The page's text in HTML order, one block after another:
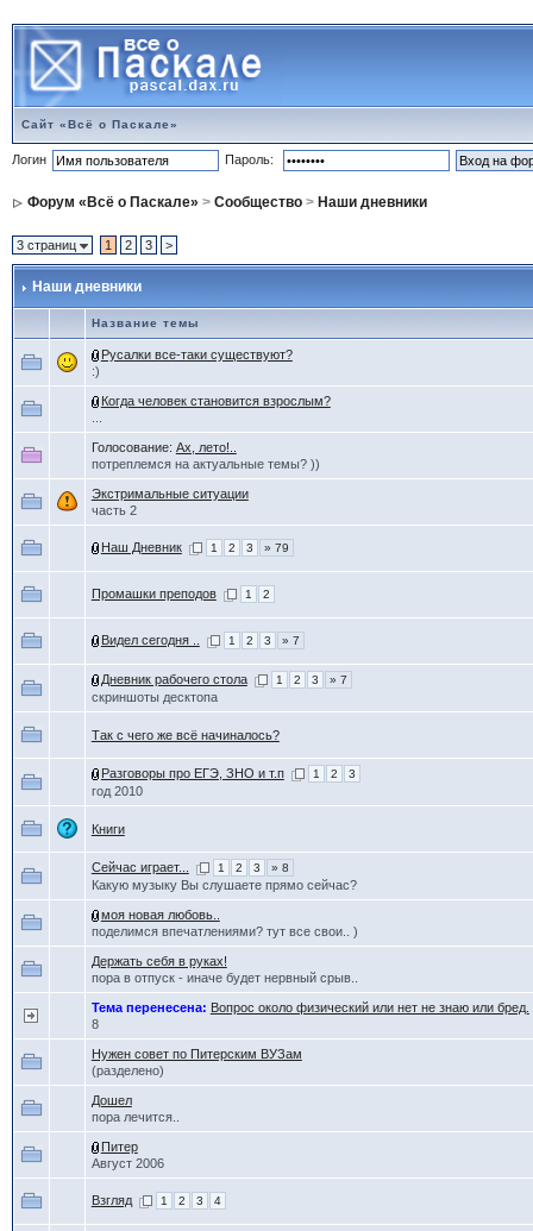
Сайт «Всё о Паскале»
Логин Пароль:
Форум «Всё о Паскале» > Сообщество> Наши дневники
3 страниц 1 2 3 >
Наши дневники
Название темы
Русалки все-таки существуют?
:)
Когда человек становится взрослым?
Голосование: Ах, лето!..
потреплемся на актуальные темы? ))
Экстримальные ситуации
часть 2
Наш Дневник 1 2 3 » 79
Промашки преподов 1 2
Видел сегодня .. 1 2 3 » 7
Дневник рабочего стола 1 2 3 » 7
скриншоты десктопа
Так с чего же всё начиналось?
Разговоры про ЕГЭ, ЗНО и т.п 1 2 3
год 2010
Книги
Сейчас играет... 1 2 3 » 8
Какую музыку Вы слушаете прямо сейчас?
моя новая любовь..
поделимся впечатлениями? тут все свои.. )
Держать себя в руках!
пора в отпуск - иначе будет нервный срыв..
Тема перенесена: Вопрос около физический или нет не знаю или бред.
8
Нужен совет по Питерским ВУЗам
(разделено)
Дошел
пора лечится..
Питер
Август 2006
Взгляд 1 2 3 4